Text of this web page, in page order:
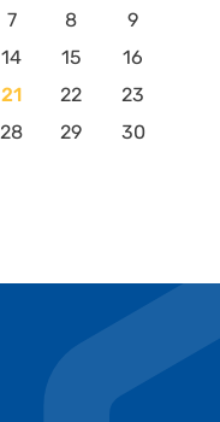
7 8
9
14 15
16
21 22
23
28 29 30